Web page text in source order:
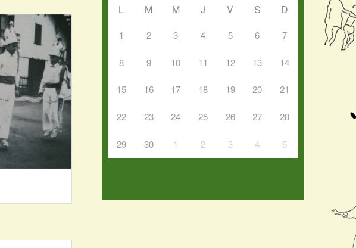
L M M J V S D
1 2 3 4 5 6 7
8 9 10 11 12 13 14
15 16 17 18 19 20 21
22 23 24 25 26 27 28
29 30 1 2 3 4 5